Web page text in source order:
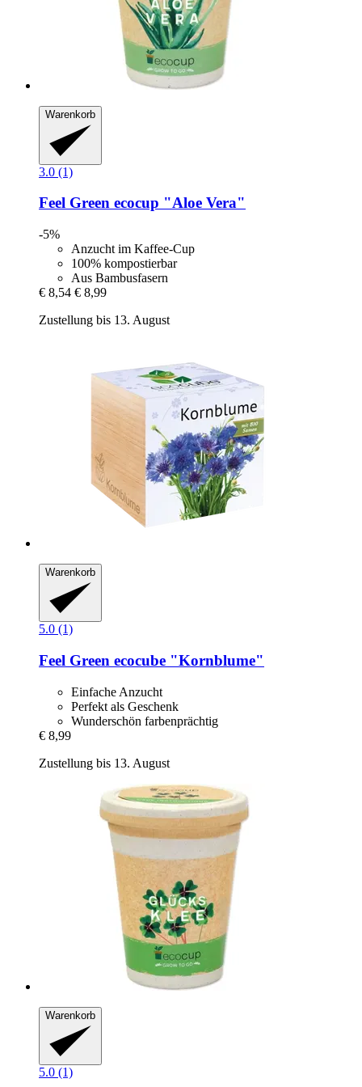
Warenkorb
3.0 (1)
Feel Green ecocup "Aloe Vera"
-5%
Anzucht im Kaffee-Cup
100% kompostierbar
Aus Bambusfasern
€ 8,54 € 8,99
Zustellung bis 13. August
Warenkorb
5.0 (1)
Feel Green ecocube "Kornblume"
Einfache Anzucht
Perfekt als Geschenk
Wunderschön farbenprächtig
€ 8,99
Zustellung bis 13. August
Warenkorb
5.0 (1)